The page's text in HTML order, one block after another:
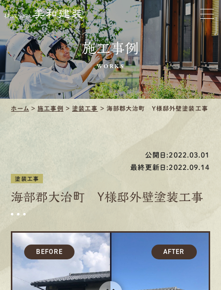
お家をきれいに
会社をきれいに
クリーニング
施工事例
口コミ・レビュー紹介
募集要項
先輩インタビュー
施工事例
WORKS
ホーム >施工事例 >塗装工事 > 海部郡大治町 Y様邸外壁塗装工事
公開日:2022.03.01
最終更新日:2022.09.14
塗装工事
海部郡大治町 Y様邸外壁塗装工事